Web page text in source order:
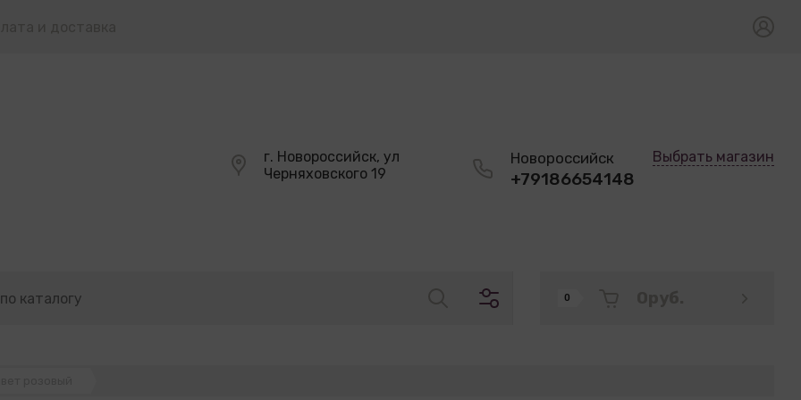
г. Новороссийск, ул
Черняховского 19
Новороссийск
+79186654148
Выбрать магазин
0